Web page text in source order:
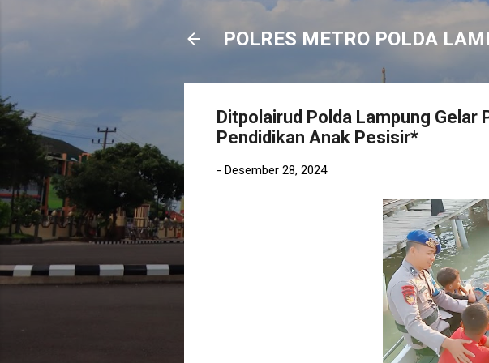
POLRES METRO POLDA
Ditpolairud Polda Lampung Gelar
Pendidikan Anak Pesisir*
- Desember 28, 2024